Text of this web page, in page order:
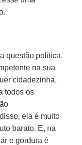
questão política.
na sua
cidadezinha,
todos os
ela é muito
barato. E, na
e gordura é